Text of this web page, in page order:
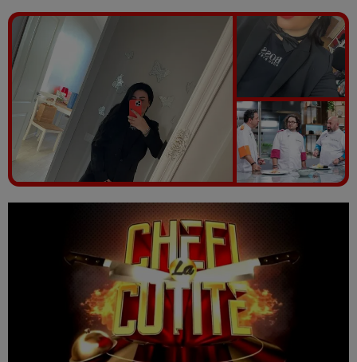
Vezi galeria foto
5 poze